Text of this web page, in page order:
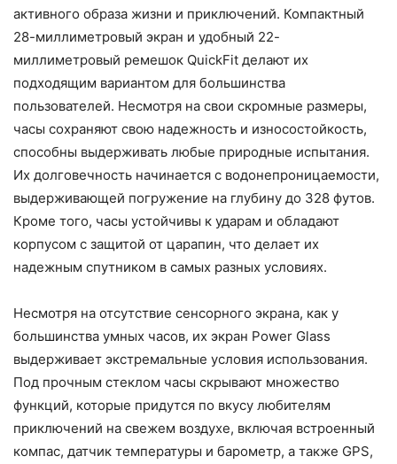
активного образа жизни и приключений. Компактный
28-миллиметровый экран и удобный 22-
миллиметровый ремешок QuickFit делают их
подходящим вариантом для большинства
пользователей. Несмотря на свои скромные размеры,
часы сохраняют свою надежность и износостойкость,
способны выдерживать любые природные испытания.
Их долговечность начинается с водонепроницаемости,
выдерживающей погружение на глубину до 328 футов.
Кроме того, часы устойчивы к ударам и обладают
корпусом с защитой от царапин, что делает их
надежным спутником в самых разных условиях.
Несмотря на отсутствие сенсорного экрана, как у
большинства умных часов, их экран Power Glass
выдерживает экстремальные условия использования.
Под прочным стеклом часы скрывают множество
функций, которые придутся по вкусу любителям
приключений на свежем воздухе, включая встроенный
компас, датчик температуры и барометр, а также GPS,